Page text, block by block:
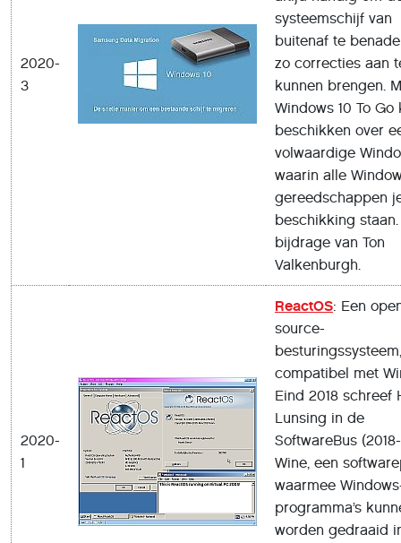
2020-
3
systeemschijf van
buitenaf te
zo correcties aan
kunnen brengen.
Windows 10 To Go
beschikken over
volwaardige
waarin alle
gereedschappen
beschikking staan.
bijdrage van Ton
Valkenburgh.
2020-
1
ReactOS: Een
source-
besturingssysteem,
compatibel met
Eind 2018 schreef
Lunsing in de
SoftwareBus
Wine, een
waarmee
programma’s
worden gedraaid